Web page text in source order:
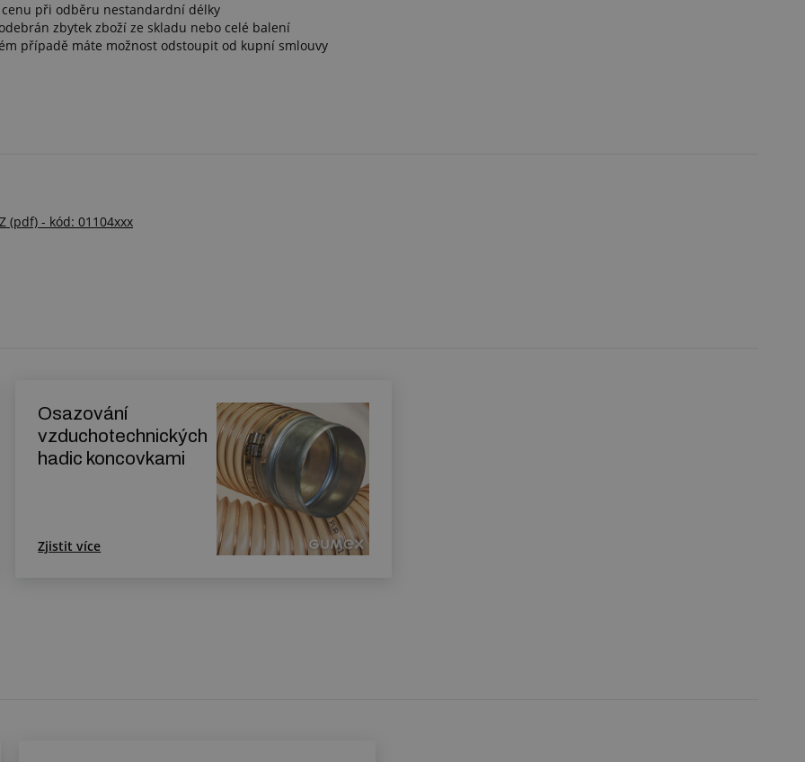
při odběru nestandardní délky
zbytek zboží ze skladu nebo celé balení
případě máte možnost odstoupit od kupní smlouvy
(pdf) - kód: 01104xxx
Osazování
vzduchotechnických
hadic koncovkami
Zjistit více